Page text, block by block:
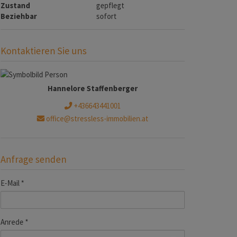
Zustand
gepflegt
Beziehbar
sofort
Kontaktieren Sie uns
Hannelore Staffenberger
+436643441001
office@stressless-immobilien.at
Anfrage senden
E-Mail
Anrede